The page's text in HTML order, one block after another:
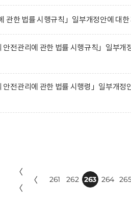
관한 법률 시행규칙」일부개정안에 대
안전관리에 관한 법률 시행규칙」일부
안전관리에 관한 법률 시행령」일부개정
〈
〈
〈 261 262 263 264